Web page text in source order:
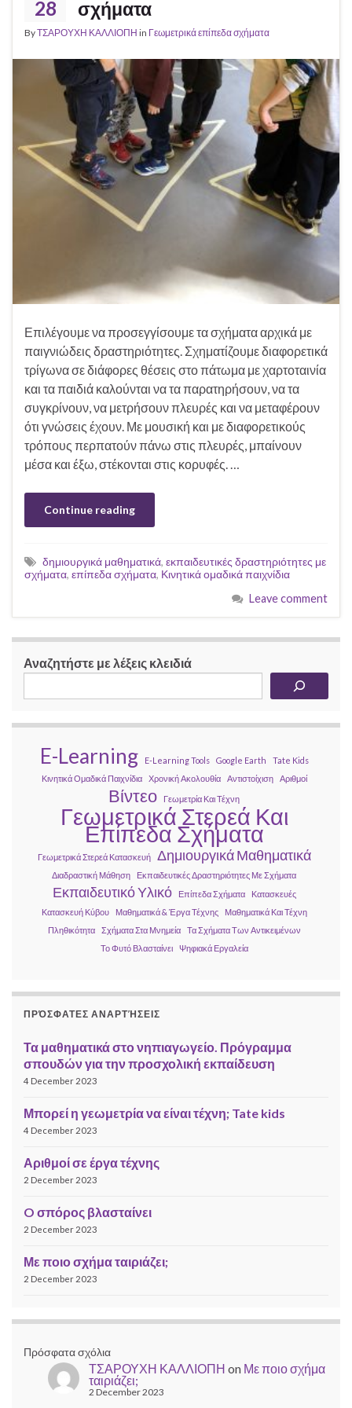
28
σχήματα
ByΤΣΑΡΟΥΧΗ ΚΑΛΛΙΟΠΗ in Γεωμετρικά επίπεδα σχήματα
Επιλέγουμε να προσεγγίσουμε τα σχήματα αρχικά με
παιγνιώδεις δραστηριότητες. Σχηματίζουμε διαφορετικά
τρίγωνα σε διάφορες θέσεις στο πάτωμα με χαρτοταινία
και τα παιδιά καλούνται να τα παρατηρήσουν, να τα
συγκρίνουν, να μετρήσουν πλευρές και να μεταφέρουν
ότι γνώσεις έχουν. Με μουσική και με διαφορετικούς
τρόπους περπατούν πάνω στις πλευρές, μπαίνουν
μέσα και έξω, στέκονται στις κορυφές. …
Continue reading
δημιουργικά μαθηματικά, εκπαιδευτικές δραστηριότητες με
σχήματα, επίπεδα σχήματα, Κινητικά ομαδικά παιχνίδια
Leave comment
Αναζητήστε με λέξεις κλειδιά
E-Learning E-Learning Tools Google Earth
Tate Kids
Κινητικά Ομαδικά Παιχνίδια
Χρονική Ακολουθία Αντιστοίχιση Αριθμοί
Βίντεο Γεωμετρία Και Τέχνη
Γεωμετρικά Στερεά Και
Επίπεδα Σχήματα
Γεωμετρικά Στερεά Κατασκευή Δημιουργικά Μαθηματικά
Διαδραστική Μάθηση Εκπαιδευτικές Δραστηριότητες Με Σχήματα
Εκπαιδευτικό Υλικό Επίπεδα Σχήματα
Κατασκευές
Κατασκευή Κύβου
Μαθηματικά & Έργα Τέχνης
Μαθηματικά Και Τέχνη
Πληθικότητα
Σχήματα Στα Μνημεία
Τα Σχήματα Των Αντικειμένων
Το Φυτό Βλασταίνει
Ψηφιακά Εργαλεία
ΠΡΌΣΦΑΤΕΣ ΑΝΑΡΤΉΣΕΙΣ
Τα μαθηματικά στο νηπιαγωγείο. Πρόγραμμα
σπουδών για την προσχολική εκπαίδευση
4 December 2023
Μπορεί η γεωμετρία να είναι τέχνη; Tate kids
4 December 2023
Αριθμοί σε έργα τέχνης
2 December 2023
O σπόρος βλασταίνει
2 December 2023
Με ποιο σχήμα ταιριάζει;
2 December 2023
Πρόσφατα σχόλια
ΤΣΑΡΟΥΧΗ ΚΑΛΛΙΟΠΗ on Με ποιο σχήμα
ταιριάζει;
2 December 2023